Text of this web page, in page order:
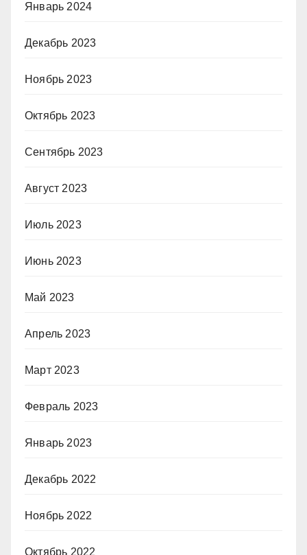
Январь 2024
Декабрь 2023
Ноябрь 2023
Октябрь 2023
Сентябрь 2023
Август 2023
Июль 2023
Июнь 2023
Май 2023
Апрель 2023
Март 2023
Февраль 2023
Январь 2023
Декабрь 2022
Ноябрь 2022
Октябрь 2022